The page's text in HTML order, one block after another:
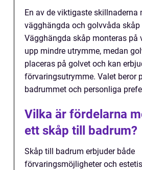
En av de viktigaste skillnaderna
vägghängda och golvvåda skåp
Vägghängda skåp monteras på
upp mindre utrymme, medan
placeras på golvet och kan
förvaringsutrymme. Valet beror
badrummet och personliga
Vilka är fördelarna
ett skåp till badrum?
Skåp till badrum erbjuder både
förvaringsmöjligheter och